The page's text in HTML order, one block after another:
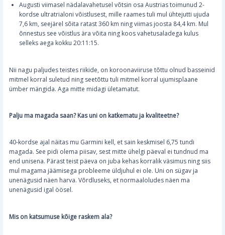
Augusti viimasel nädalavahetusel võtsin osa Austrias toimunud 2-
kordse ultratrialoni võistlusest, mille raames tuli mul ühtejutti ujuda
7,6 km, seejärel sõita ratast 360 km ning viimas joosta 84,4 km. Mul
õnnestus see võistlus ära võita ning koos vahetusaladega kulus
selleks aega kokku 20:11:15.
Nii nagu paljudes teistes riikide, on koroonaviiruse tõttu olnud basseinid
mitmel korral suletud ning seetõttu tuli mitmel korral ujumisplaane
ümber mängida. Aga mitte midagi ületamatut.
Palju ma magada saan? Kas uni on katkematu ja kvaliteetne?
40-kordse ajal näitas mu Garmini kell, et sain keskmisel 6,75 tundi
magada. See pidi olema piisav, sest mitte ühelgi päeval ei tundnud ma
end unisena. Pärast teist päeva on juba kehas korralik väsimus ning siis
mul magama jäämisega probleeme üldjuhul ei ole. Uni on sügav ja
unenägusid näen harva. Võrdluseks, et normaaloludes näen ma
unenägusid igal öösel.
Mis on katsumuse kõige raskem ala?